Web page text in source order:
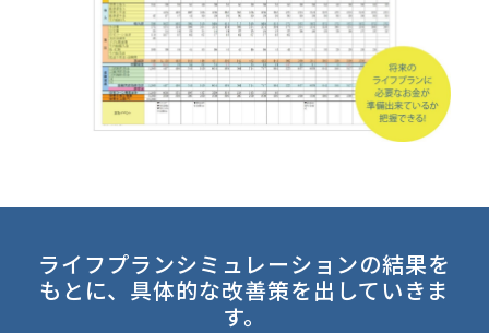
ライフプランシミュレーションの結果を
もとに、具体的な改善策を出していきま
す。